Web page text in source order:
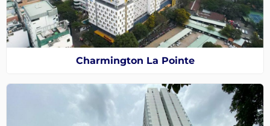
Charmington La Pointe